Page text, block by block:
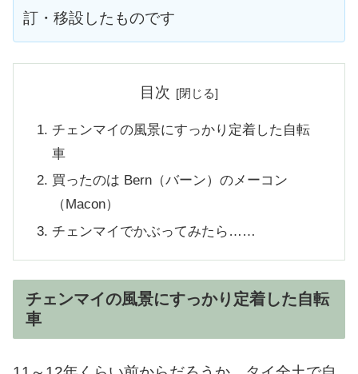
訂・移設したものです
目次
チェンマイの風景にすっかり定着した自転
車
買ったのは Bern（バーン）のメーコン
（Macon）
チェンマイでかぶってみたら……
チェンマイの風景にすっかり定着した自転
車